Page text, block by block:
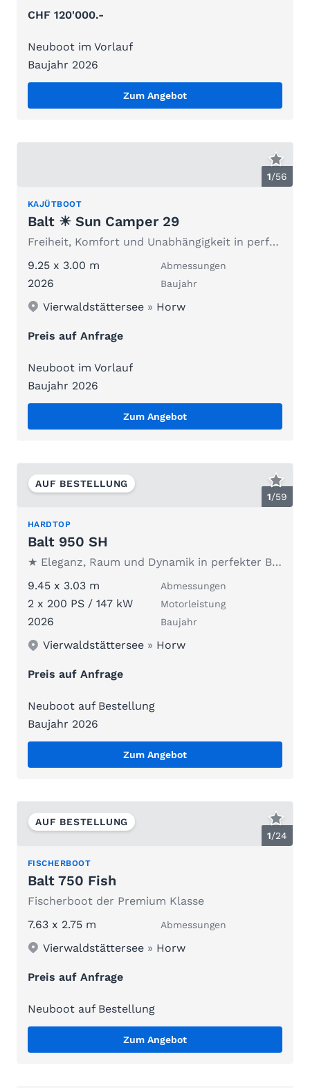
CHF 120'000.-
Neuboot im Vorlauf
Baujahr 2026
Zum Angebot
1/56
KAJÜTBOOT
Balt ☀ Sun Camper 29
Freiheit, Komfort und Unabhängigkeit in perfekter Balance
9.25 x 3.00 m
Abmessungen
2026 Baujahr
Vierwaldstättersee » Horw
Preis auf Anfrage
Neuboot im Vorlauf
Baujahr 2026
Zum Angebot
1/59
AUF BESTELLUNG
HARDTOP
Balt 950 SH
★ Eleganz, Raum und Dynamik in perfekter Balance ★
9.45 x 3.03 m
Abmessungen
2 x 200 PS / 147 kW Motorleistung
2026 Baujahr
Vierwaldstättersee » Horw
Preis auf Anfrage
Neuboot auf Bestellung
Baujahr 2026
Zum Angebot
1/24
AUF BESTELLUNG
FISCHERBOOT
Balt 750 Fish
Fischerboot der Premium Klasse
7.63 x 2.75 m
Abmessungen
Vierwaldstättersee » Horw
Preis auf Anfrage
Neuboot auf Bestellung
Zum Angebot